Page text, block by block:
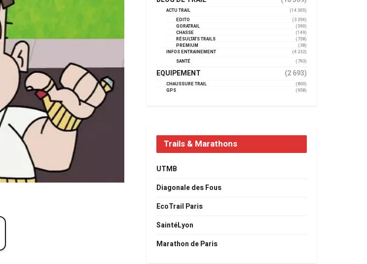
ACTU TRAIL
(14 305)
EDITO
(3 354)
GORATRAIL
(390)
CHASSE
(149)
RÉSULTATS TRAILS
(738)
PREMIUM
(38)
INFOS ENTRAINEMENT
(4 232)
SANTÉ
(793)
EQUIPEMENT (2 693)
CHAUSSURE TRAIL
(800)
GPS
(958)
Trails & Marathons
UTMB
Diagonale des Fous
EcoTrail Paris
SaintéLyon
Marathon de Paris